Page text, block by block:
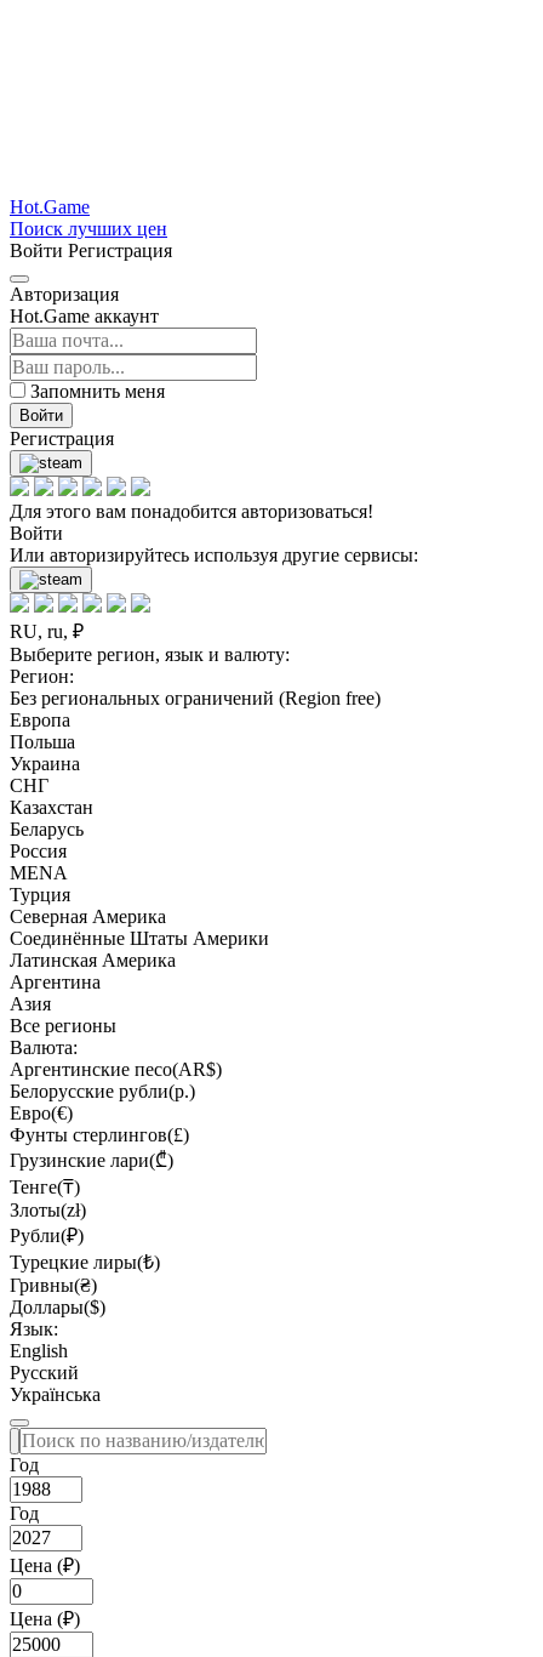
Hot.Game
Поиск лучших цен
Войти Регистрация
Авторизация
Hot.Game аккаунт
Запомнить меня
Войти
Регистрация
Для этого вам понадобится авторизоваться!
Войти
Или авторизируйтесь используя другие сервисы:
RU, ru, ₽
Выберите регион, язык и валюту:
Регион:
Без региональных ограничений (Region free)
Европа
Польша
Украина
СНГ
Казахстан
Беларусь
Россия
MENA
Турция
Северная Америка
Соединённые Штаты Америки
Латинская Америка
Аргентина
Азия
Все регионы
Валюта:
Аргентинские песо(AR$)
Белорусские рубли(р.)
Евро(€)
Фунты стерлингов(£)
Грузинские лари(₾)
Тенге(₸)
Злоты(zł)
Рубли(₽)
Турецкие лиры(₺)
Гривны(₴)
Доллары($)
Язык:
English
Русский
Українська
Год
Год
Цена (₽)
Цена (₽)